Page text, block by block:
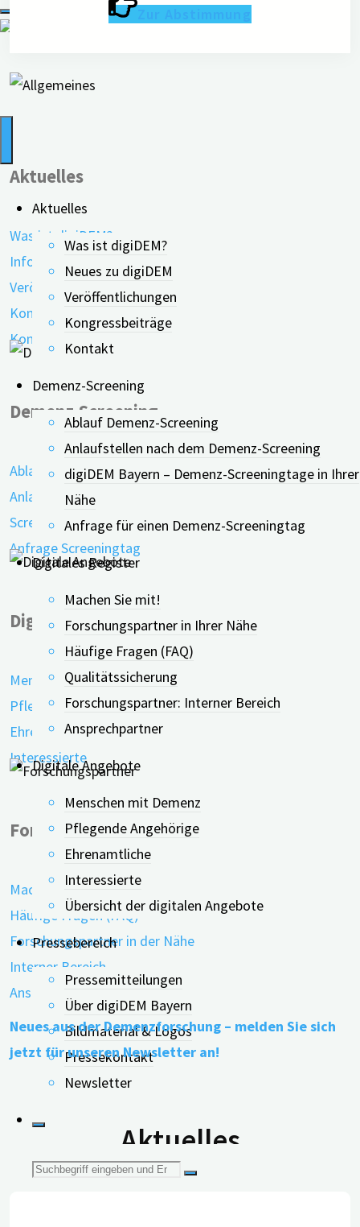
Aktuelles
Was ist digiDEM?
Neues zu digiDEM
Veröffentlichungen
Kongressbeiträge
Kontakt
Demenz-Screening
Ablauf Demenz-Screening
Anlaufstellen nach dem Demenz-Screening
digiDEM Bayern – Demenz-Screeningtage in Ihrer
Nähe
Anfrage für einen Demenz-Screeningtag
Digitales Register
Machen Sie mit!
Forschungspartner in Ihrer Nähe
Häufige Fragen (FAQ)
Qualitätssicherung
Forschungspartner: Interner Bereich
Ansprechpartner
Digitale Angebote
Menschen mit Demenz
Pflegende Angehörige
Ehrenamtliche
Interessierte
Übersicht der digitalen Angebote
Pressebereich
Pressemitteilungen
Über digiDEM Bayern
Bildmaterial & Logos
Pressekontakt
Newsletter
Suche
Aktuelles
Was ist digiDEM?
Informationen
Veröffentlichungen
Kongressbeiträge
Kontakt
Demenz-Screening
Ablauf Demenz-Screening
Anlaufstellen
Screeningtage in der Nähe
Anfrage Screeningtag
Digitale Angebote
Menschen mit Demenz
Pflegende Angehörige
Ehrenamtliche
Interessierte
Forschungspartner
Machen Sie mit!
Häufige Fragen (FAQ)
Forschungspartner in der Nähe
Interner Bereich
Ansprechpartner
Neues aus der Demenzforschung – melden Sie sich
jetzt für unseren Newsletter an!
Aktuelles